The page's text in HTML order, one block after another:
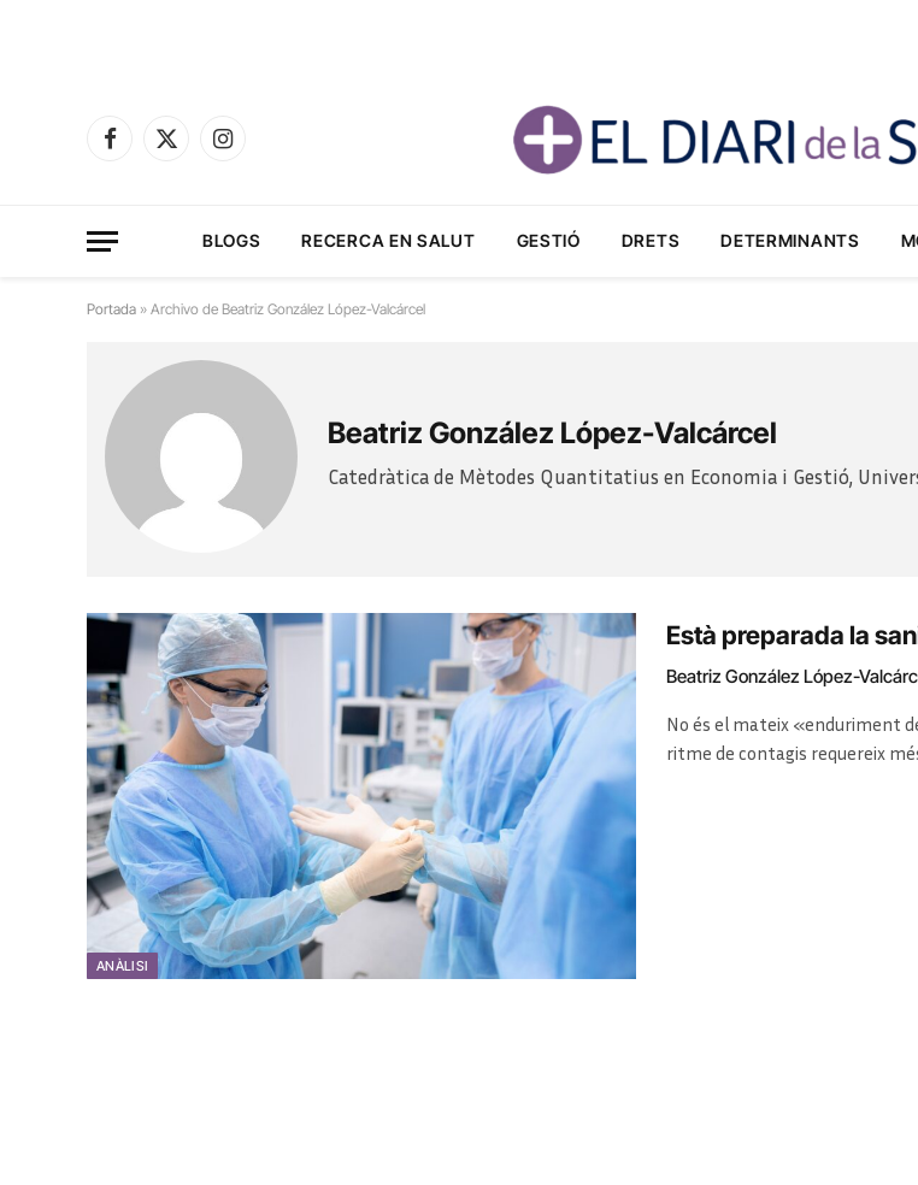
Facebook
X
Instagram
BLOGS RECERCA EN SALUT GESTIÓ DRETS DETERMINANTS
Portada » Archivo de Beatriz González López-Valcárcel
Beatriz González López-Valcárcel
Catedràtica de Mètodes Quantitatius en Economia i Gestió,
ANÀLISI
Està preparada la
Beatriz González López-
No és el mateix «enduriment
ritme de contagis requereix